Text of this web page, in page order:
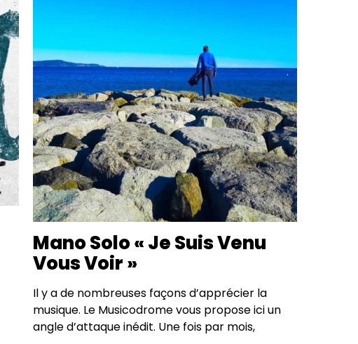
Mano Solo « Je Suis Venu
Vous Voir »
Il y a de nombreuses façons d’apprécier la
musique. Le Musicodrome vous propose ici un
angle d’attaque inédit. Une fois par mois,